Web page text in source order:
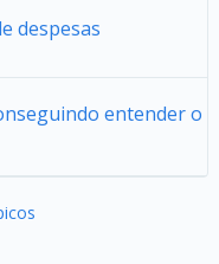
despesas
entender o